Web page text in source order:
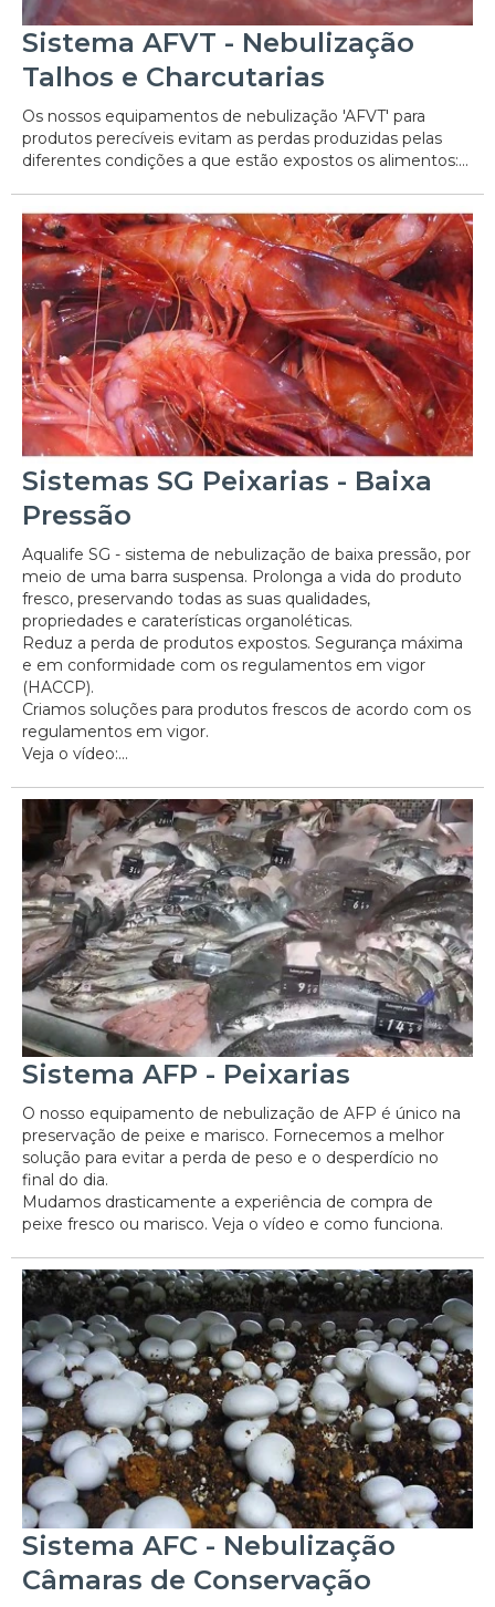
Sistema AFVT - Nebulização
Talhos e Charcutarias
Os nossos equipamentos de nebulização 'AFVT' para
produtos perecíveis evitam as perdas produzidas pelas
diferentes condições a que estão expostos os alimentos:...
Sistemas SG Peixarias - Baixa
Pressão
Aqualife SG - sistema de nebulização de baixa pressão, por
meio de uma barra suspensa. Prolonga a vida do produto
fresco, preservando todas as suas qualidades,
propriedades e caraterísticas organoléticas.
Reduz a perda de produtos expostos. Segurança máxima
e em conformidade com os regulamentos em vigor
(HACCP).
Criamos soluções para produtos frescos de acordo com os
regulamentos em vigor.
Veja o vídeo:...
Sistema AFP - Peixarias
O nosso equipamento de nebulização de AFP é único na
preservação de peixe e marisco. Fornecemos a melhor
solução para evitar a perda de peso e o desperdício no
final do dia.
Mudamos drasticamente a experiência de compra de
peixe fresco ou marisco. Veja o vídeo e como funciona.
Sistema AFC - Nebulização
Câmaras de Conservação